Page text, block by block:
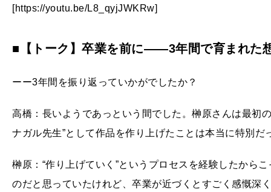
[https://youtu.be/L8_qyjJWKRw]
■【トーク】卒業を前に——3年間で育まれた
ーー3年間を振り返っていかがでしたか？
高橋：長いようであっという間でした。榊原さんは最初
ナガル先生”として作品を作り上げたことは本当に特別だ
榊原：“作り上げていく”というプロセスを経験したから
のだと思っていたけれど、卒業が近づくとすごく感慨深